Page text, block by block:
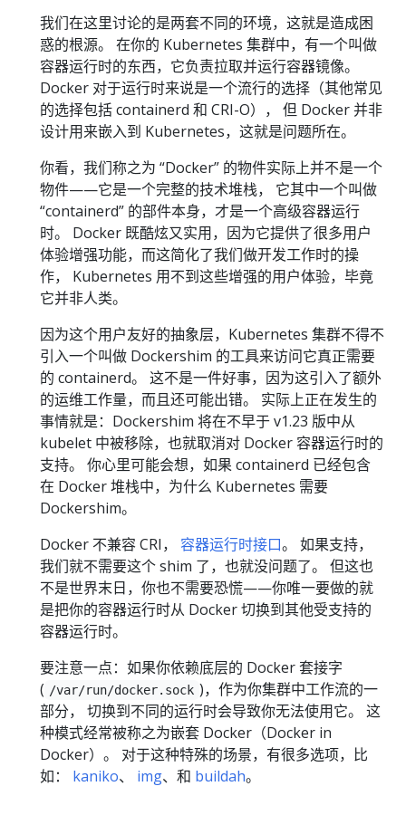
我们在这里讨论的是两套不同的环境，这就是造成困
惑的根源。 在你的 Kubernetes 集群中，有一个叫做
容器运行时的东西，它负责拉取并运行容器镜像。
Docker 对于运行时来说是一个流行的选择（其他常见
的选择包括 containerd 和 CRI-O）， 但 Docker 并非
设计用来嵌入到 Kubernetes，这就是问题所在。
你看，我们称之为 “Docker” 的物件实际上并不是一个
物件——它是一个完整的技术堆栈， 它其中一个叫做
“containerd” 的部件本身，才是一个高级容器运行
时。 Docker 既酷炫又实用，因为它提供了很多用户
体验增强功能，而这简化了我们做开发工作时的操
作， Kubernetes 用不到这些增强的用户体验，毕竟
它并非人类。
因为这个用户友好的抽象层，Kubernetes 集群不得不
引入一个叫做 Dockershim 的工具来访问它真正需要
的 containerd。 这不是一件好事，因为这引入了额外
的运维工作量，而且还可能出错。 实际上正在发生的
事情就是：Dockershim 将在不早于 v1.23 版中从
kubelet 中被移除，也就取消对 Docker 容器运行时的
支持。 你心里可能会想，如果 containerd 已经包含
在 Docker 堆栈中，为什么 Kubernetes 需要
Dockershim。
Docker 不兼容 CRI， 容器运行时接口。 如果支持，
我们就不需要这个 shim 了，也就没问题了。 但这也
不是世界末日，你也不需要恐慌——你唯一要做的就
是把你的容器运行时从 Docker 切换到其他受支持的
容器运行时。
要注意一点：如果你依赖底层的 Docker 套接字
( /var/run/docker.sock )，作为你集群中工作流的一
部分， 切换到不同的运行时会导致你无法使用它。 这
种模式经常被称之为嵌套 Docker（Docker in
Docker）。 对于这种特殊的场景，有很多选项，比
如： kaniko、 img、和 buildah。